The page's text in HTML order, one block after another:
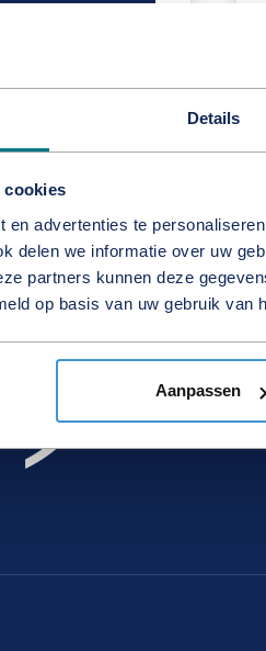
Details
cookies
en advertenties te
delen we informatie over uw
partners kunnen deze
op basis van uw gebruik van
Aanpassen
karakter en